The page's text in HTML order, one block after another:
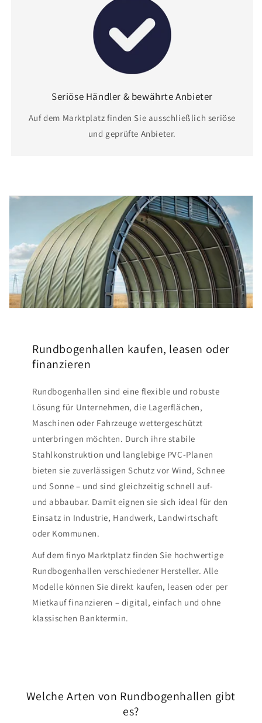
Seriöse Händler & bewährte Anbieter
Auf dem Marktplatz finden Sie ausschließlich seriöse
und geprüfte Anbieter.
Rundbogenhallen kaufen, leasen oder
finanzieren
Rundbogenhallen sind eine flexible und robuste
Lösung für Unternehmen, die Lagerflächen,
Maschinen oder Fahrzeuge wettergeschützt
unterbringen möchten. Durch ihre stabile
Stahlkonstruktion und langlebige PVC-Planen
bieten sie zuverlässigen Schutz vor Wind, Schnee
und Sonne – und sind gleichzeitig schnell auf-
und abbaubar. Damit eignen sie sich ideal für den
Einsatz in Industrie, Handwerk, Landwirtschaft
oder Kommunen.
Auf dem finyo Marktplatz finden Sie hochwertige
Rundbogenhallen verschiedener Hersteller. Alle
Modelle können Sie direkt kaufen, leasen oder per
Mietkauf finanzieren – digital, einfach und ohne
klassischen Banktermin.
Welche Arten von Rundbogenhallen gibt
es?